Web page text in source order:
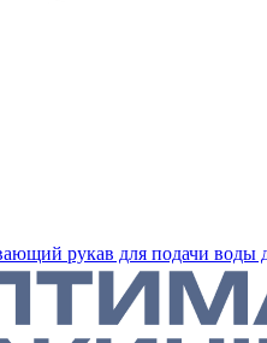
рукав для подачи воды